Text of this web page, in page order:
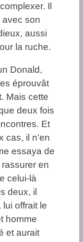
Il
avec son
aussi
la ruche.
Donald,
éprouvât
Mais cette
deux fois
Et
cas, il n’en
essaya de
en
celui-là
deux, il
offrait le
homme
et aurait